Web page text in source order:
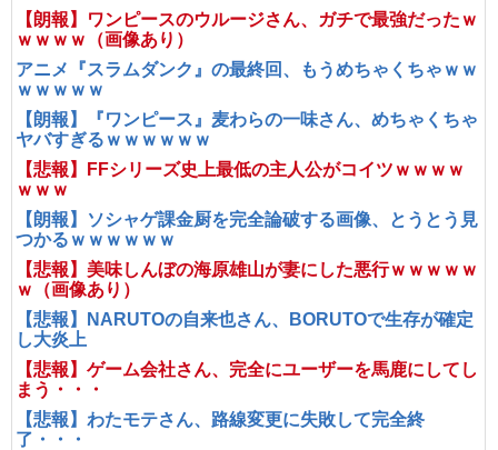
【朗報】ワンピースのウルージさん、ガチで最強だったｗ
ｗｗｗｗ（画像あり）
アニメ『スラムダンク』の最終回、もうめちゃくちゃｗｗ
ｗｗｗｗｗ
【朗報】『ワンピース』麦わらの一味さん、めちゃくちゃ
ヤバすぎるｗｗｗｗｗｗ
【悲報】FFシリーズ史上最低の主人公がコイツｗｗｗｗ
ｗｗｗ
【朗報】ソシャゲ課金厨を完全論破する画像、とうとう見
つかるｗｗｗｗｗｗ
【悲報】美味しんぼの海原雄山が妻にした悪行ｗｗｗｗｗ
ｗ（画像あり）
【悲報】NARUTOの自来也さん、BORUTOで生存が確定
し大炎上
【悲報】ゲーム会社さん、完全にユーザーを馬鹿にしてし
まう・・・
【悲報】わたモテさん、路線変更に失敗して完全終
了・・・